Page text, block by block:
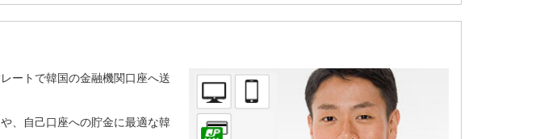
ートで韓国の金融機関口座へ送
、自己口座への貯金に最適な韓